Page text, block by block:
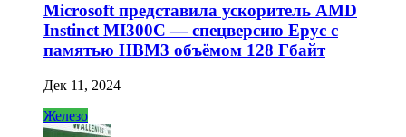
Microsoft представила ускоритель AMD
Instinct MI300C — спецверсию Epyc с
памятью HBM3 объёмом 128 Гбайт
Дек 11, 2024
Железо